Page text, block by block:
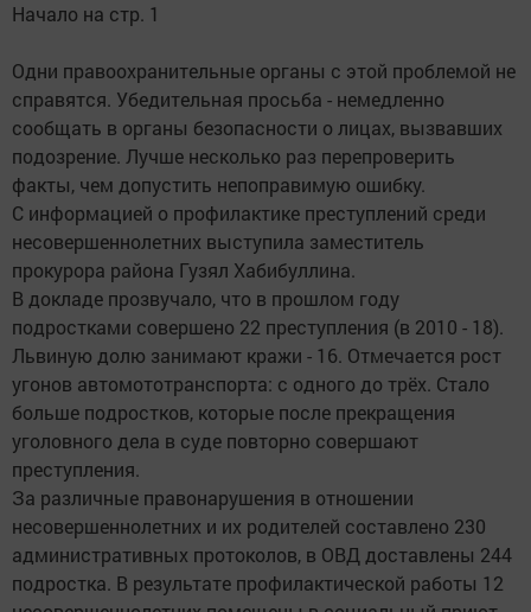
Начало на стр. 1
Одни правоохранительные органы с этой проблемой не
справятся. Убедительная просьба - немедленно
сообщать в органы безопасности о лицах, вызвавших
подозрение. Лучше несколько раз перепроверить
факты, чем допустить непоправимую ошибку.
С информацией о профилактике преступлений среди
несовершеннолетних выступила заместитель
прокурора района Гузял Хабибуллина.
В докладе прозвучало, что в прошлом году
подростками совершено 22 преступления (в 2010 - 18).
Львиную долю занимают кражи - 16. Отмечается рост
угонов автомототранспорта: с одного до трёх. Стало
больше подростков, которые после прекращения
уголовного дела в суде повторно совершают
преступления.
За различные правонарушения в отношении
несовершеннолетних и их родителей составлено 230
административных протоколов, в ОВД доставлены 244
подростка. В результате профилактической работы 12